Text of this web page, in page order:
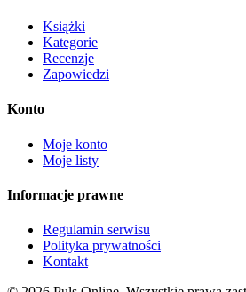
Książki
Kategorie
Recenzje
Zapowiedzi
Konto
Moje konto
Moje listy
Informacje prawne
Regulamin serwisu
Polityka prywatności
Kontakt